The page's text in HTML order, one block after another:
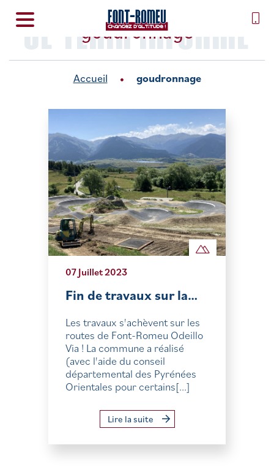
SE TENIR INFORMÉ
goudronnage
Accueil goudronnage
07 Juillet 2023
Fin de travaux sur la…
Les travaux s'achèvent sur les
routes de Font-Romeu Odeillo
Via ! La commune a réalisé
(avec l'aide du conseil
départemental des Pyrénées
Orientales pour certains[...]
Lire la suite